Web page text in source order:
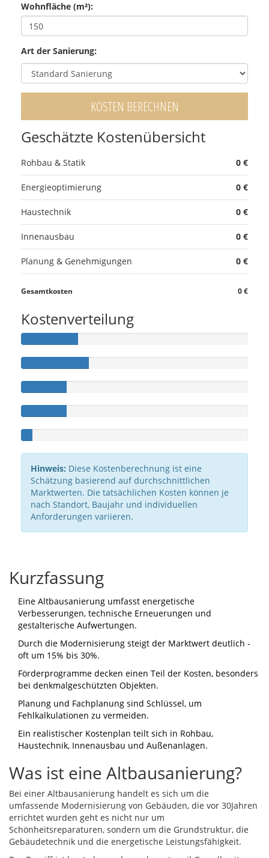
Wohnfläche (m²):
Art der Sanierung:
KOSTEN BERECHNEN
Geschätzte Kostenübersicht
Rohbau & Statik 0 €
Energieoptimierung 0 €
Haustechnik 0 €
Innenausbau 0 €
Planung & Genehmigungen 0 €
Gesamtkosten 0 €
Kostenverteilung
Hinweis: Diese Kostenberechnung ist eine
Schätzung basierend auf durchschnittlichen
Marktwerten. Die tatsächlichen Kosten können je
nach Standort, Baujahr und individuellen
Anforderungen variieren.
Kurzfassung
Eine Altbausanierung umfasst energetische
Verbesserungen, technische Erneuerungen und
gestalterische Aufwertungen.
Durch die Modernisierung steigt der Marktwert deutlich -
oft um 15% bis 30%.
Förderprogramme decken einen Teil der Kosten, besonders
bei denkmalgeschützten Objekten.
Planung und Fachplanung sind Schlüssel, um
Fehlkalkulationen zu vermeiden.
Ein realistischer Kostenplan teilt sich in Rohbau,
Haustechnik, Innenausbau und Außenanlagen.
Was ist eine Altbausanierung?
Bei einer Altbausanierung handelt es sich um die
umfassende Modernisierung von Gebäuden, die vor 30Jahren
errichtet wurden geht es nicht nur um
Schönheitsreparaturen, sondern um die Grundstruktur, die
Gebäudetechnik und die energetische Leistungsfähigkeit.